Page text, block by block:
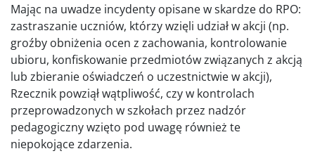
Mając na uwadze incydenty opisane w skardze do RPO:
zastraszanie uczniów, którzy wzięli udział w akcji (np.
groźby obniżenia ocen z zachowania, kontrolowanie
ubioru, konfiskowanie przedmiotów związanych z akcją
lub zbieranie oświadczeń o uczestnictwie w akcji),
Rzecznik powziął wątpliwość, czy w kontrolach
przeprowadzonych w szkołach przez nadzór
pedagogiczny wzięto pod uwagę również te
niepokojące zdarzenia.